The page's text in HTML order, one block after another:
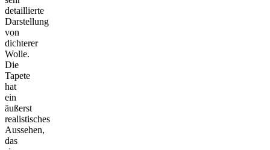
detaillierte
Darstellung
von
dichterer
Wolle.
Die
Tapete
hat
ein
äußerst
realistisches
Aussehen,
das